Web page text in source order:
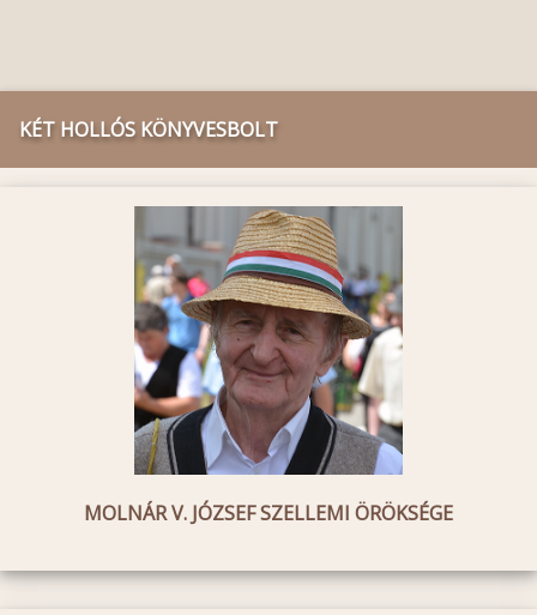
KÉT HOLLÓS KÖNYVESBOLT
MOLNÁR V. JÓZSEF SZELLEMI ÖRÖKSÉGE